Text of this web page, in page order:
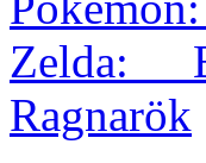
Zelda:
Ragnarök